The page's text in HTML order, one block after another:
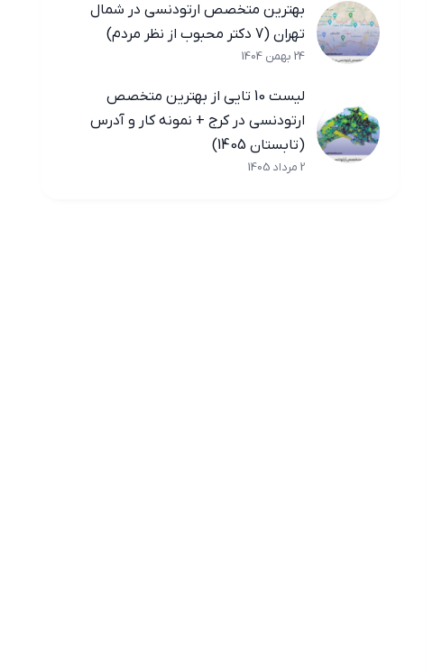
بهترین متخصص ارتودنسی در شمال
تهران (7 دکتر محبوب از نظر مردم)
24 بهمن 1404
لیست 10 تایی از بهترین متخصص
ارتودنسی در کرج + نمونه کار و آدرس
(تابستان 1405)
2 مرداد 1405